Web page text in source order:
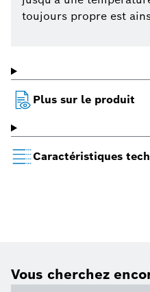
toujours propre est
Plus sur le produit
Caractéristiques
Vous cherchez